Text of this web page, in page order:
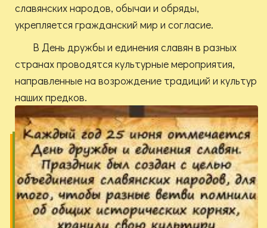
славянских народов, обычаи и обряды,
укрепляется гражданский мир и согласие.
В День дружбы и единения славян в разных
странах проводятся культурные мероприятия,
направленные на возрождение традиций и культур
наших предков.